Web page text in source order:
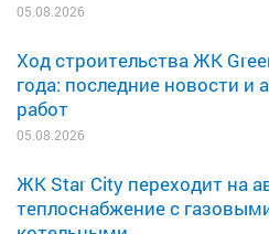
05.08.2026
Ход строительства ЖК
года: последние новости и
работ
05.08.2026
ЖК Star City переходит на
теплоснабжение с